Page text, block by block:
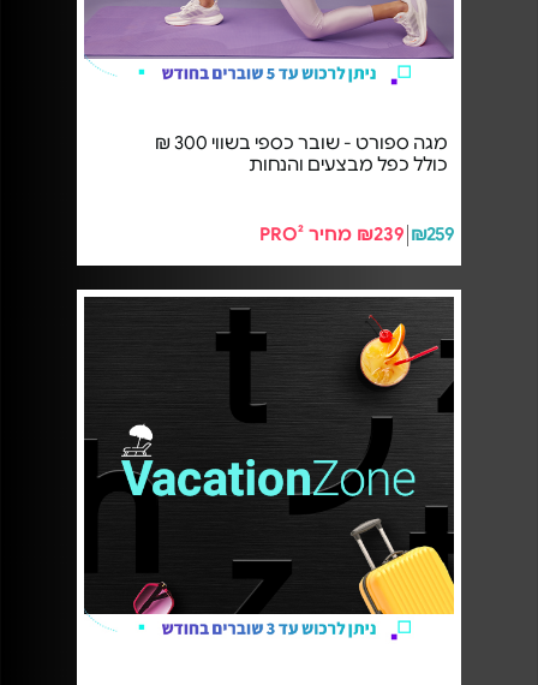
מגה ספורט - שובר כספי בשווי 300 ₪
כולל כפל מבצעים והנחות
₪259 ₪239 מחיר PRO²